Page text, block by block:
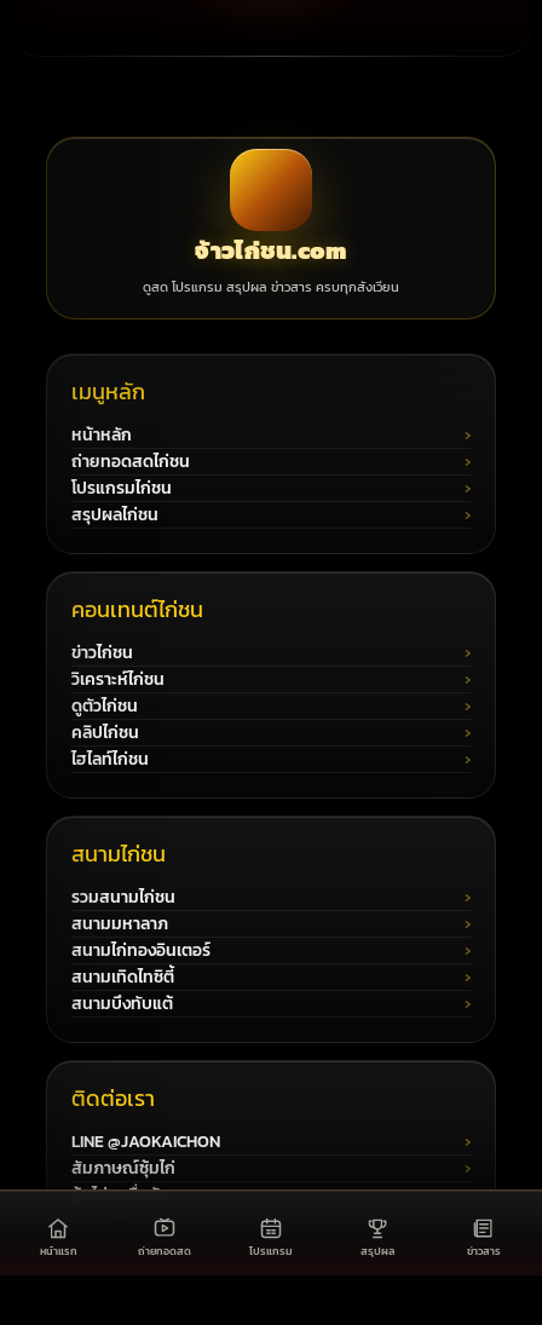
จ้าวไก่ชน.com
ดูสด โปรแกรม สรุปผล ข่าวสาร ครบทุกสังเวียน
เมนูหลัก
หน้าหลัก
ถ่ายทอดสดไก่ชน
โปรแกรมไก่ชน
สรุปผลไก่ชน
คอนเทนต์ไก่ชน
ข่าวไก่ชน
วิเคราะห์ไก่ชน
ดูตัวไก่ชน
คลิปไก่ชน
ไฮไลท์ไก่ชน
สนามไก่ชน
รวมสนามไก่ชน
สนามมหาลาภ
สนามไก่ทองอินเตอร์
สนามเทิดไทซิตี้
สนามบึงทับแต้
ติดต่อเรา
LINE @JAOKAICHON
สัมภาษณ์ซุ้มไก่
ซุ้มไก่ชนชื่อดัง
หน้าแรก ถ่ายทอดสด โปรแกรม สรุปผล ข่าวสาร